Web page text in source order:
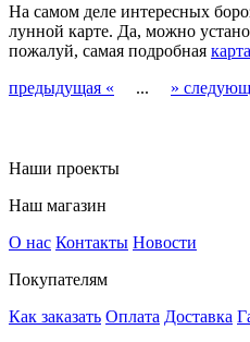
На самом деле интересных
лунной карте. Да, можно
пожалуй, самая подробная
предыдущая « ... »
Наши проекты
Наш магазин
О нас Контакты Новости
Покупателям
Как заказать Оплата Доставка